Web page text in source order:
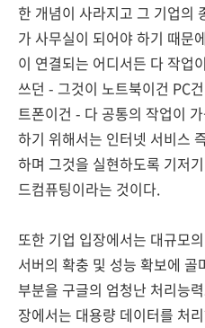
한 개념이 사라지고 그 기업의
가 사무실이 되어야 하기 때문
이 연결되는 어디서든 다 작업
쓰던 - 그것이 노트북이건 PC
트폰이건 - 다 공통의 작업이
하기 위해서는 인터넷 서비스
하며 그것을 실현하도록 기저
드컴퓨팅이라는 것이다.
또한 기업 입장에서는 대규모
서버의 확충 및 성능 확보에
부분을 구글의 엄청난 처리능
장에서는 대용량 데이터를 처